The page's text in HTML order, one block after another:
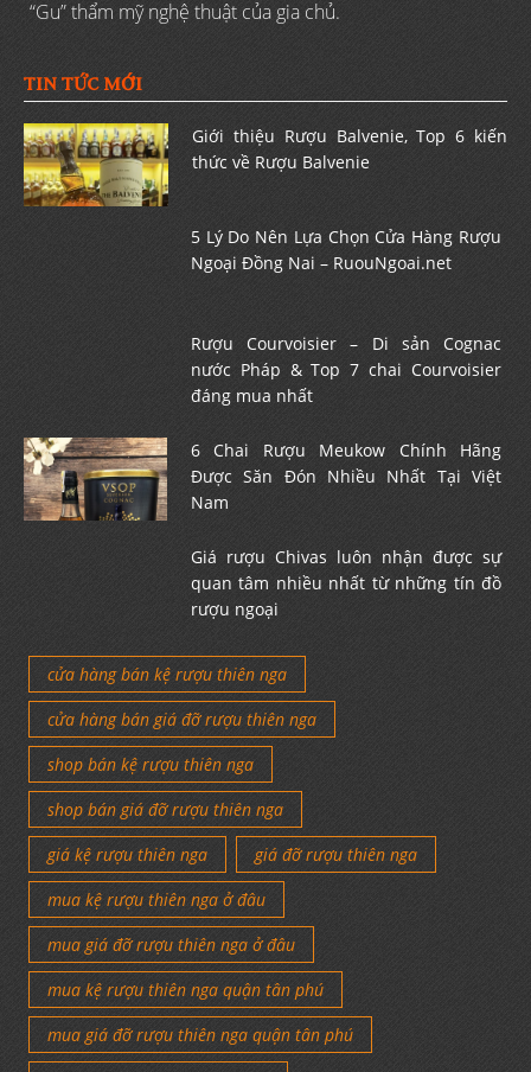
“Gu” thẩm mỹ nghệ thuật của gia chủ.
TIN TỨC MỚI
Giới thiệu Rượu Balvenie, Top 6 kiến
thức về Rượu Balvenie
5 Lý Do Nên Lựa Chọn Cửa Hàng Rượu
Ngoại Đồng Nai – RuouNgoai.net
Rượu Courvoisier – Di sản Cognac
nước Pháp & Top 7 chai Courvoisier
đáng mua nhất
6 Chai Rượu Meukow Chính Hãng
Được Săn Đón Nhiều Nhất Tại Việt
Nam
Giá rượu Chivas luôn nhận được sự
quan tâm nhiều nhất từ những tín đồ
rượu ngoại
cửa hàng bán kệ rượu thiên nga
cửa hàng bán giá đỡ rượu thiên nga
shop bán kệ rượu thiên nga
shop bán giá đỡ rượu thiên nga
giá kệ rượu thiên nga
giá đỡ rượu thiên nga
mua kệ rượu thiên nga ở đâu
mua giá đỡ rượu thiên nga ở đâu
mua kệ rượu thiên nga quận tân phú
mua giá đỡ rượu thiên nga quận tân phú